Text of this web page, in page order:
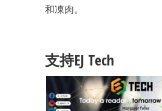
和凍肉。
支持EJ Tech